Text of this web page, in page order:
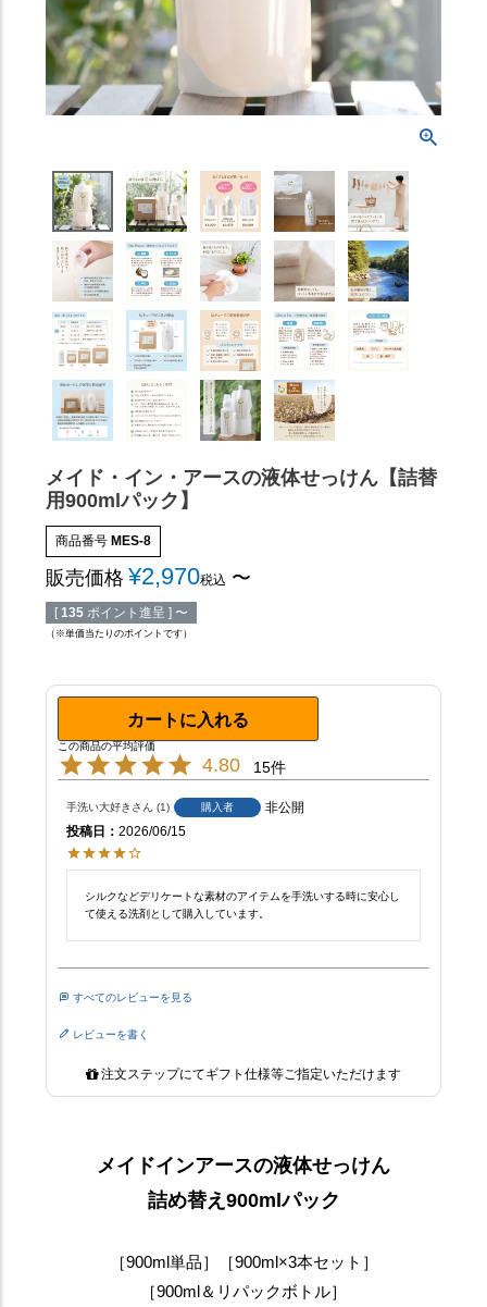
メイド・イン・アースの液体せっけん【詰替
用900mlパック】
商品番号 MES-8
販売価格 ¥2,970税込 〜
[ 135 ポイント進呈 ] 〜
（※単価当たりのポイントです）
メイドインアースの液体せっけん
詰め替え900mlパック
［900ml単品］［900ml×3本セット］
［900ml＆リパックボトル］
カートに入れる
4.80 15
手洗い大好き 1 購入者
非公開
投稿日
2026/06/15
シルクなどデリケートな素材のアイテムを手洗いする時に安心し
て使える洗剤として購入しています。
すべてのレビューを見る
レビューを書く
注文ステップにてギフト仕様等ご指定いただけます